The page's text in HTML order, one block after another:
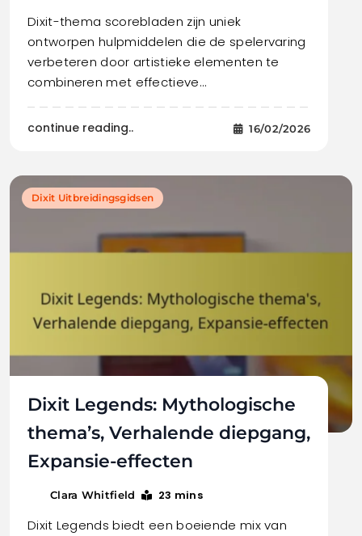
Dixit-thema scorebladen zijn uniek
ontworpen hulpmiddelen die de spelervaring
verbeteren door artistieke elementen te
combineren met effectieve…
continue reading.. 16/02/2026
Dixit Uitbreidingsgidsen
Dixit Legends: Mythologische
thema’s, Verhalende diepgang,
Expansie-effecten
Clara Whitfield 23 mins
Dixit Legends biedt een boeiende mix van